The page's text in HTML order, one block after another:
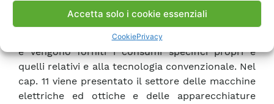
Accetta solo i cookie essenziali
CookiePrivacy
saldo-brasatura e nella presso-saldatura. La fase
inquadrata all’interno del processo di lavorazione
e vengono forniti i consumi specifici propri e
quelli relativi e alla tecnologia convenzionale. Nel
cap. 11 viene presentato il settore delle macchine
elettriche ed ottiche e delle apparecchiature